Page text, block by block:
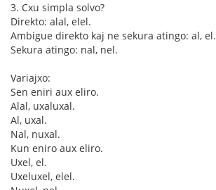
3. Cxu simpla solvo?
Direkto: alal, elel.
Ambigue direkto kaj ne sekura atingo: al, el.
Sekura atingo: nal, nel.
Variajxo:
Sen eniri aux eliro.
Alal, uxaluxal.
Al, uxal.
Nal, nuxal.
Kun eniro aux eliro.
Uxel, el.
Uxeluxel, elel.